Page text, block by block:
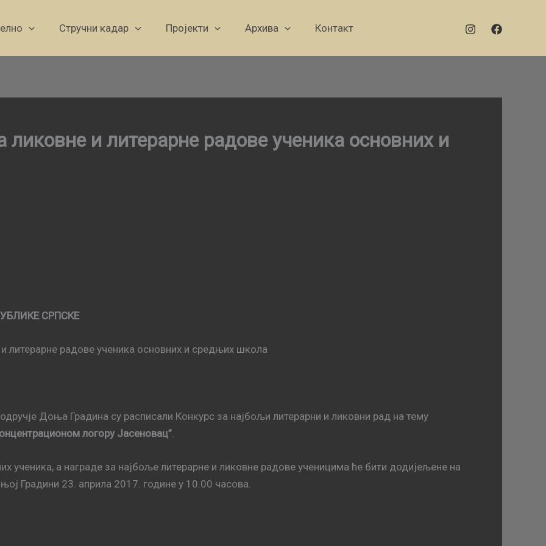
Стручни кадар Пројекти Архива Контакт
ликовне и литерарне радове ученика основних и
СРПСКЕ
литерарне радове ученика основних и средњих школа
Доња Градина су расписали Конкурс за најбољи литерарни и ликовни рад на тему
логору Јасеновац”.
ученика, а награде за најбоље литерарне и ликовне радове ученицима ће бити додијељене на
Градини 23. априла 2017. године у 10.00 часова.